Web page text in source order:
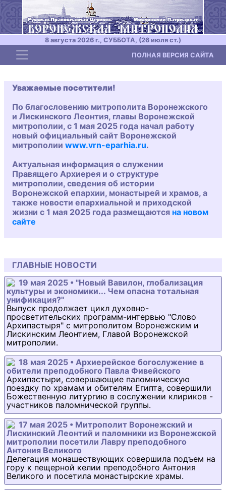
8 августа 2026 г., СУББОТА, (26 июля ст.)
Toggle navigation ПОЛНАЯ ВЕРСИЯ САЙТА
Уважаемые посетители!
По благословению митрополита Воронежского
и Лискинского Леонтия, главы Воронежской
митрополии, с 1 мая 2025 года начал работу
новый официальный сайт Воронежской
митрополии www.vrn-eparhia.ru.
Актуальная информация о служении
Правящего Архиерея и о структуре
митрополии, сведения об истории
Воронежской епархии, монастырей и храмов, а
также новости епархиальной и приходской
жизни с 1 мая 2025 года размещаются на новом
сайте
ГЛАВНЫЕ НОВОСТИ
19 мая 2025 • "Новый Вавилон, глобализация
культуры и экономики... Чем опасна тотальная
унификация?"
Выпуск продолжает цикл духовно-
просветительских программ-интервью "Слово
Архипастыря" с митрополитом Воронежским и
Лискинским Леонтием, Главой Воронежской
митрополии.
18 мая 2025 • Архиерейское богослужение в
обители преподобного Павла Фивейского
Архипастыри, совершающие паломническую
поездку по храмам и обителям Египта, совершили
Божественную литургию в сослужении клириков -
участников паломнической группы.
17 мая 2025 • Митрополит Воронежский и
Лискинский Леонтий и паломники из Воронежской
митрополии посетили Лавру преподобного
Антония Великого
Делегация монашествующих совершила подъем на
гору к пещерной келии преподобного Антония
Великого и посетила монастырские храмы.